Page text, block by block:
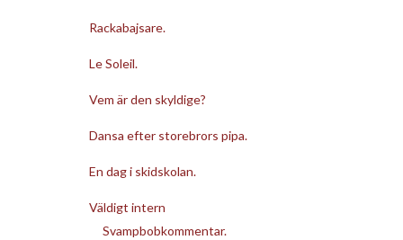
Rackabajsare.
Le Soleil.
Vem är den skyldige?
Dansa efter storebrors pipa.
En dag i skidskolan.
Väldigt intern
Svampbobkommentar.